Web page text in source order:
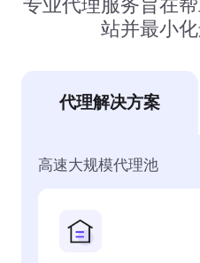
站并最小化
代理解决方案
高速大规模代理池